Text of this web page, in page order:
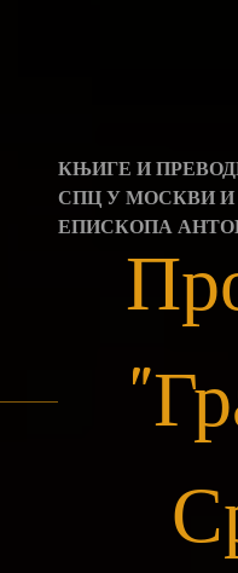
КЊИГЕ И
СПЦ У МОСКВИ
ЕПИСКОПА